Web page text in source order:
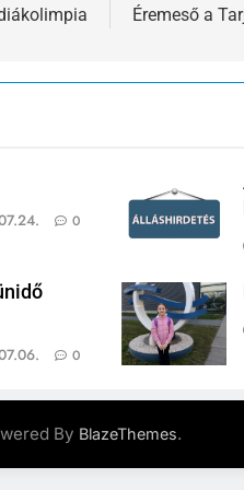
Éremeső a
0
0
By BlazeThemes.